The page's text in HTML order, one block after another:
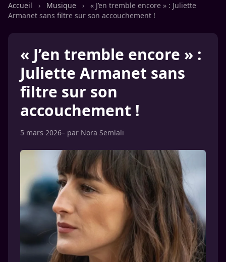
Accueil › Musique ›
« J’en tremble encore » : Juliette
Armanet sans filtre sur son accouchement !
« J’en tremble encore » :
Juliette Armanet sans
filtre sur son
accouchement !
5 mars 2026– par Nora Semlali